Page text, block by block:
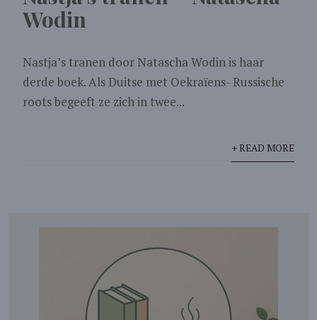
Wodin
Nastja’s tranen door Natascha Wodin is haar
derde boek. Als Duitse met Oekraïens- Russische
roots begeeft ze zich in twee...
+ READ MORE